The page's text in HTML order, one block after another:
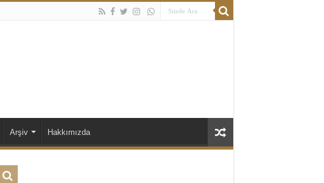
Arşiv Hakkımızda